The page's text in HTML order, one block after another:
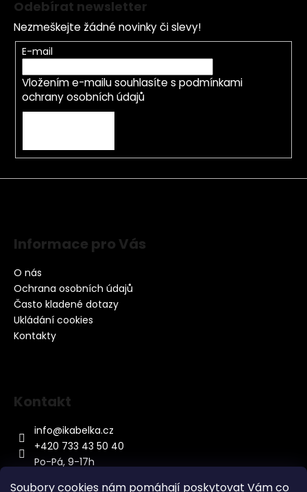
Soubory cookies nám pomáhají poskytovat Vám co
Odebírat newsletter
Nezmeškejte žádné novinky či slevy!
E-mail
Vložením e-mailu souhlasíte s podmínkami
ochrany osobních údajů
Informace pro Vás
O nás
Ochrana osobních údajů
Často kladené dotazy
Ukládání cookies
Kontakty
Kontakt
info@ikabelka.cz
+420 733 43 50 40
Po-Pá, 9-17h